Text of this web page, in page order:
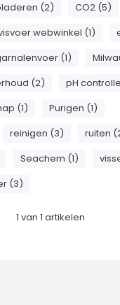
(2)
CO2 (5)
webwinkel (1)
(1)
(2)
pH
(1)
Purigen (1)
reinigen (3)
ruiten
Seachem (1)
(3)
1 van 1 artikelen